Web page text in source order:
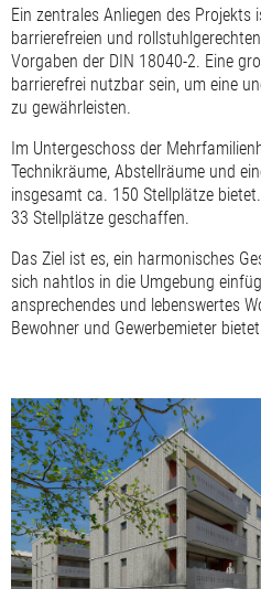
Ein zentrales Anliegen des Projekts
barrierefreien und
Vorgaben der DIN 18040-2. Eine
barrierefrei nutzbar sein, um eine
zu gewährleisten.
Im Untergeschoss der
Technikräume, Abstellräume und
insgesamt ca. 150 Stellplätze
33 Stellplätze geschaffen.
Das Ziel ist es, ein harmonisches
sich nahtlos in die Umgebung
ansprechendes und lebenswertes
Bewohner und Gewerbemieter bietet.